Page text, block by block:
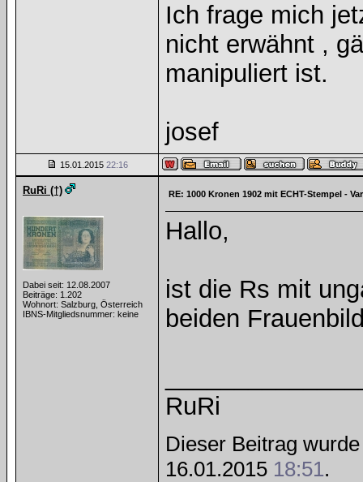
Ich frage mich
nicht erwähnt ,
manipuliert ist.
josef
15.01.2015 22:16
RuRi (†)
Dabei seit: 12.08.2007
Beiträge: 1.202
Wohnort: Salzburg, Österreich
IBNS-Mitgliedsnummer: keine
RE: 1000 Kronen 1902 mit ECHT-Stempel -
Hallo,
ist die Rs mit
beiden
RuRi
Dieser Beitrag
16.01.2015 18:51.